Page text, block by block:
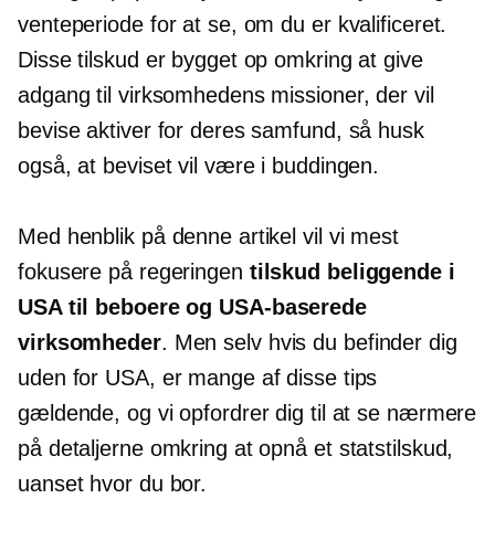
venteperiode for at se, om du er kvalificeret.
Disse tilskud er bygget op omkring at give
adgang til virksomhedens missioner, der vil
bevise aktiver for deres samfund, så husk
også, at beviset vil være i buddingen.
Med henblik på denne artikel vil vi mest
fokusere på regeringen tilskud beliggende i
USA til beboere og USA-baserede
virksomheder. Men selv hvis du befinder dig
uden for USA, er mange af disse tips
gældende, og vi opfordrer dig til at se nærmere
på detaljerne omkring at opnå et statstilskud,
uanset hvor du bor.